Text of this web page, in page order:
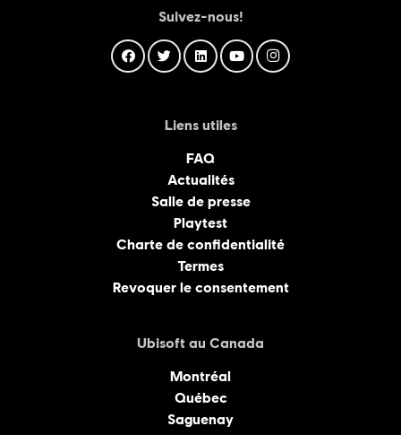
Suivez-nous!
Liens utiles
FAQ
Actualités
Salle de presse
Playtest
Charte de confidentialité
Termes
Revoquer le consentement
Ubisoft au Canada
Montréal
Québec
Saguenay